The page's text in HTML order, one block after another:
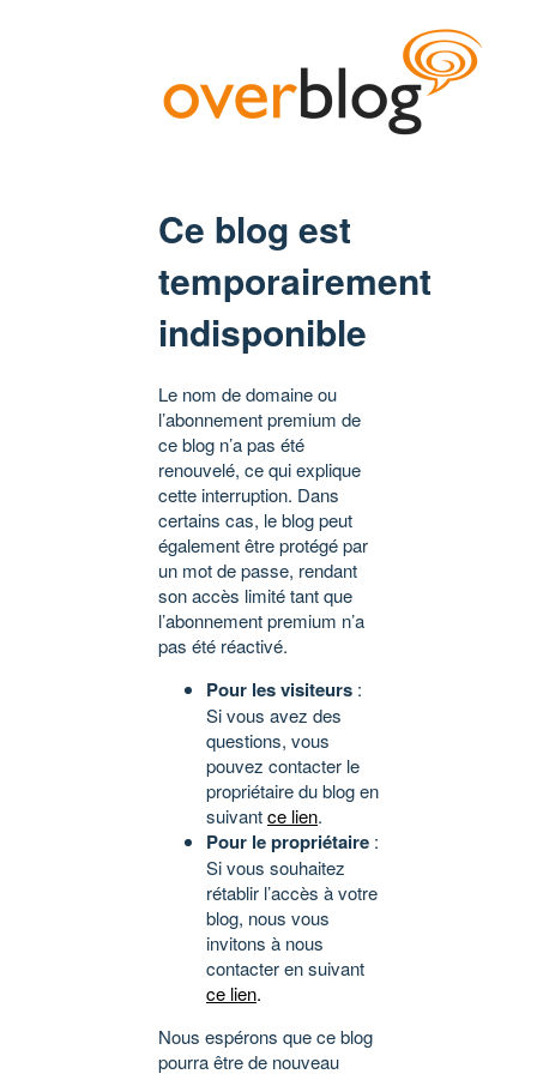
Ce blog est
temporairement
indisponible
Le nom de domaine ou
l’abonnement premium de
ce blog n’a pas été
renouvelé, ce qui explique
cette interruption. Dans
certains cas, le blog peut
également être protégé par
un mot de passe, rendant
son accès limité tant que
l’abonnement premium n’a
pas été réactivé.
Pour les visiteurs :
Si vous avez des
questions, vous
pouvez contacter le
propriétaire du blog en
suivantce lien.
Pour le propriétaire :
Si vous souhaitez
rétablir l’accès à votre
blog, nous vous
invitons à nous
contacter en suivant
ce lien.
Nous espérons que ce blog
pourra être de nouveau